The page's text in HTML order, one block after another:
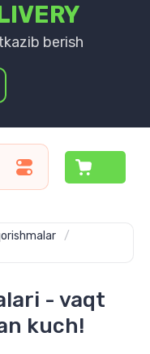
berish
/
- vaqt
kuch!